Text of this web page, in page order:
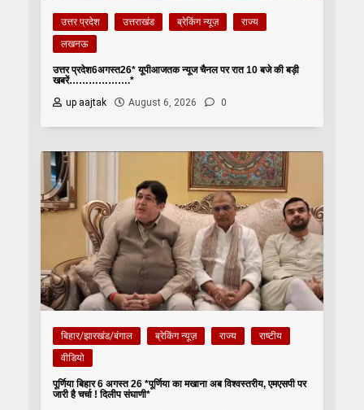
उत्तर प्रदेश उत्तराखंड ब्रेकिंग न्यूज़
राज्य
लखनऊ
उत्तर प्रदेश6अगस्त26* यूपीआजतक न्यूज चैनल पर रात 10 बजे की बड़ी
खबरें……………….*
up aajtak
August 6, 2026 0
बिहार/झारखंड/बंगाल ब्रेकिंग न्यूज़ राज्य
राष्टीय
वीडियो
पूर्णिया बिहार 6 अगस्त 26 *पूर्णिया का मखाना अब विश्वस्तरीय, एमएसपी पर
जारी है चर्चा ! दिलीप संघाणी*